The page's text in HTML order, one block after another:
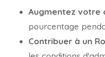
Augmentez votre
pourcentage
Contribuer à un